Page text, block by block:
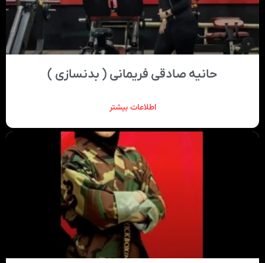
حانیه صادقی فریمانی ( بدنسازی )
اطلاعات بیشتر